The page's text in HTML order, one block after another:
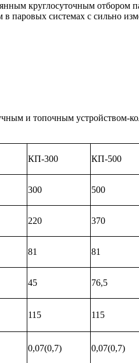
круглосуточным отбором
паровых системах с сильно
и топочным устройством-
КП-300 КП-500
300 500
220 370
81 81
45 76,5
115 115
0,07(0,7) 0,07(0,7)